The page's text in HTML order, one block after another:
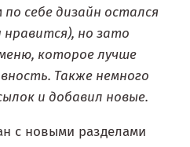
себе дизайн остался
но зато
которое лучше
Также немного
и добавил новые.
с новыми разделами